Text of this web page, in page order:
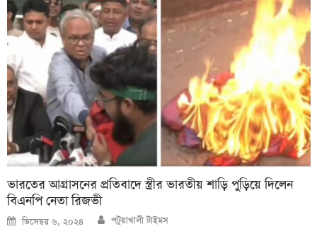
ভারতের আগ্রাসনের প্রতিবাদে স্ত্রীর ভারতীয় শাড়ি পুড়িয়ে দিলেন
বিএনপি নেতা রিজভী
Posted
on
ডিসেম্বর ৬, ২০২৪ Author
পটুয়াখালী টাইমস